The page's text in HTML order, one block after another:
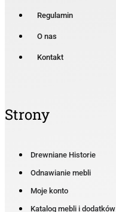
Regulamin
O nas
Kontakt
Strony
Drewniane Historie
Odnawianie mebli
Moje konto
Katalog mebli i dodatków